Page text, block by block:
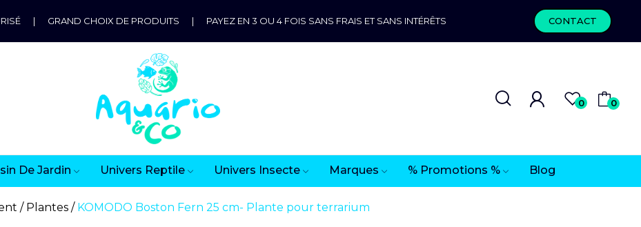
| GRAND CHOIX DE PRODUITS | PAYEZ EN 3 OU 4 FOIS SANS FRAIS ET SANS INTÉRÊTS CONTACT
0 0
De Jardin Univers Reptile Univers Insecte Marques % Promotions % Blog
Plantes KOMODO Boston Fern 25 cm- Plante pour terrarium